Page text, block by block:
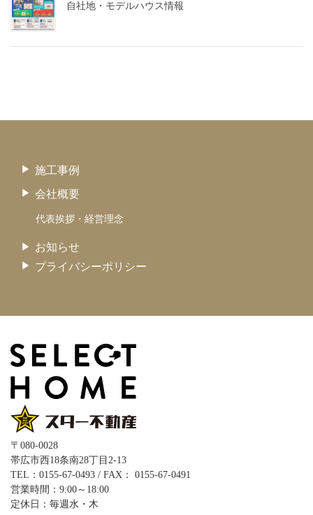
自社地・モデルハウス情報
施工事例
会社概要
代表挨拶・経営理念
お知らせ
プライバシーポリシー
〒080-0028
帯広市西18条南28丁目2-13
TEL：0155-67-0493 / FAX： 0155-67-0491
営業時間：9:00～18:00
定休日：毎週水・木